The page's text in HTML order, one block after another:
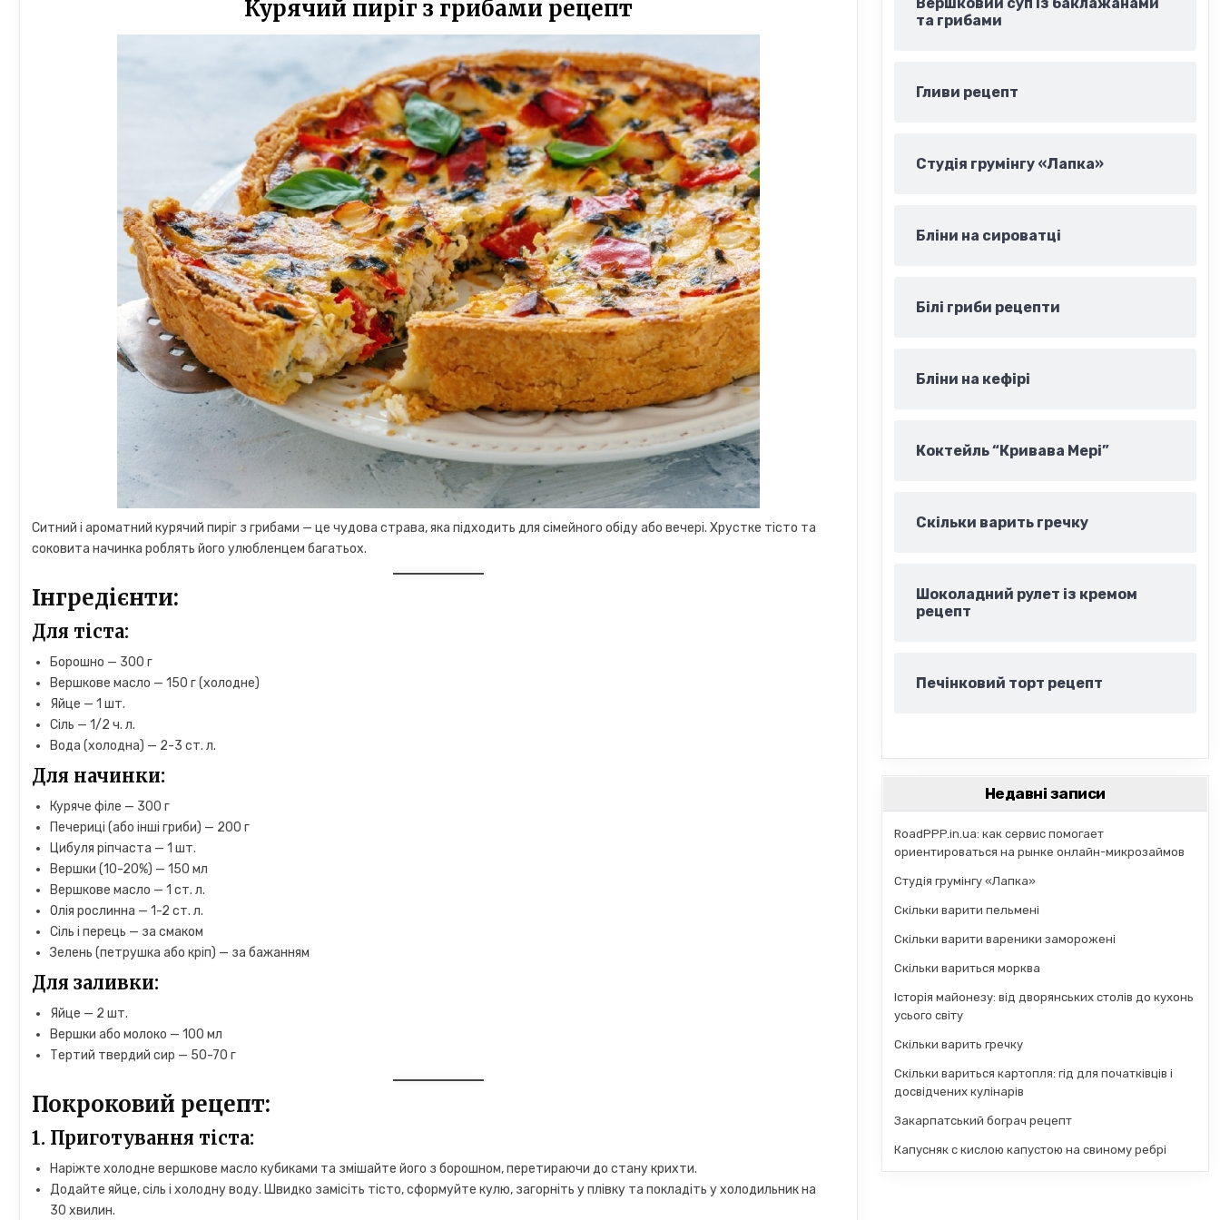
Курячий пиріг з грибами рецепт
Ситний і ароматний курячий пиріг з грибами — це чудова страва, яка підходить для сімейного обіду або вечері. Хрустке тісто та
соковита начинка роблять його улюбленцем багатьох.
Інгредієнти:
Для тіста:
Борошно — 300 г
Вершкове масло — 150 г (холодне)
Яйце — 1 шт.
Сіль — 1/2 ч. л.
Вода (холодна) — 2-3 ст. л.
Для начинки:
Куряче філе — 300 г
Печериці (або інші гриби) — 200 г
Цибуля ріпчаста — 1 шт.
Вершки (10-20%) — 150 мл
Вершкове масло — 1 ст. л.
Олія рослинна — 1-2 ст. л.
Сіль і перець — за смаком
Зелень (петрушка або кріп) — за бажанням
Для заливки:
Яйце — 2 шт.
Вершки або молоко — 100 мл
Тертий твердий сир — 50-70 г
Покроковий рецепт:
1. Приготування тіста:
Наріжте холодне вершкове масло кубиками та змішайте його з борошном, перетираючи до стану крихти.
Додайте яйце, сіль і холодну воду. Швидко замісіть тісто, сформуйте кулю, загорніть у плівку та покладіть у холодильник на
30 хвилин.
та грибами
Гливи рецепт
Студія грумінгу «Лапка»
Бліни на сироватці
Білі гриби рецепти
Бліни на кефірі
Коктейль “Кривава Мері”
Скільки варить гречку
Шоколадний рулет із кремом
рецепт
Печінковий торт рецепт
Недавні записи
RoadPPP.in.ua: как сервис помогает
ориентироваться на рынке онлайн-микрозаймов
Студія грумінгу «Лапка»
Скільки варити пельмені
Скільки варити вареники заморожені
Скільки вариться морква
Історія майонезу: від дворянських столів до кухонь
усього світу
Скільки варить гречку
Скільки вариться картопля: гід для початківців і
досвідчених кулінарів
Закарпатський бограч рецепт
Капусняк с кислою капустою на свиному ребрі